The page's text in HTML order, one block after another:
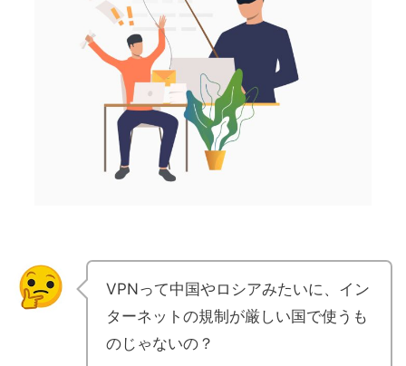
VPNって中国やロシアみたいに、イン
ターネットの規制が厳しい国で使うも
のじゃないの？